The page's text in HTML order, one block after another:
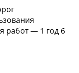
работ — 1 год 6